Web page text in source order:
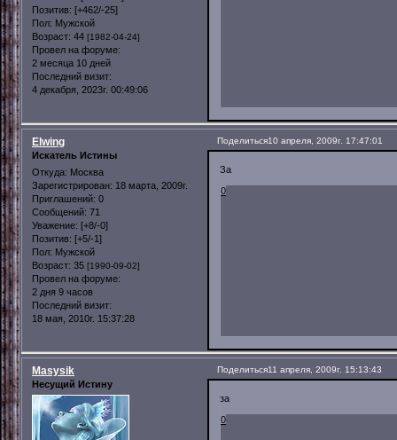
Позитив: [+462/-25]
Пол: Мужской
Возраст: 44 [1982-04-24]
Провел на форуме:
2 месяца 10 дней
Последний визит:
4 декабря, 2023г. 00:49:06
Поделиться10 апреля, 2009г. 17:47:01
Elwing
Искатель Истины
Откуда: Москва
Зарегистрирован: 18 марта, 2009г.
Приглашений: 0
Сообщений: 71
Уважение: [+8/-0]
Позитив: [+5/-1]
Пол: Мужской
Возраст: 35 [1990-09-02]
Провел на форуме:
2 дня 9 часов
Последний визит:
18 мая, 2010г. 15:37:28
За
0
Поделиться11 апреля, 2009г. 15:13:43
Masysik
Несущий Истину
за
0